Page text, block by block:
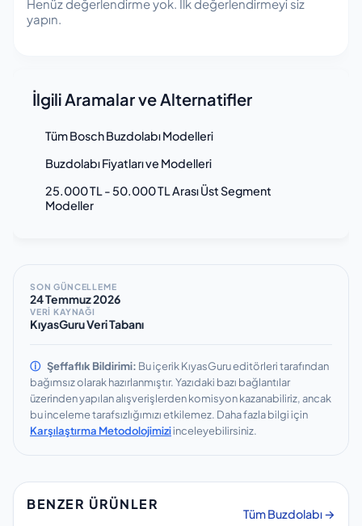
Henüz değerlendirme yok. İlk değerlendirmeyi siz
yapın.
İlgili Aramalar ve Alternatifler
Tüm Bosch Buzdolabı Modelleri
Buzdolabı Fiyatları ve Modelleri
25.000 TL - 50.000 TL Arası Üst Segment
Modeller
SON GÜNCELLEME
24 Temmuz 2026
VERİ KAYNAĞI
KıyasGuru Veri Tabanı
ⓘ Şeffaflık Bildirimi: Bu içerik KıyasGuru editörleri tarafından
bağımsız olarak hazırlanmıştır.Yazıdaki bazı bağlantılar
üzerinden yapılan alışverişlerden komisyon kazanabiliriz, ancak
bu inceleme tarafsızlığımızı etkilemez. Daha fazla bilgi için
Karşılaştırma Metodolojimiziinceleyebilirsiniz.
BENZER ÜRÜNLER
Tüm Buzdolabı →